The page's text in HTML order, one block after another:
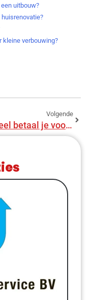
uitbouw?
kleine verbouwing?
Volgende
Hoeveel betaal je voor een bouwadviseur?